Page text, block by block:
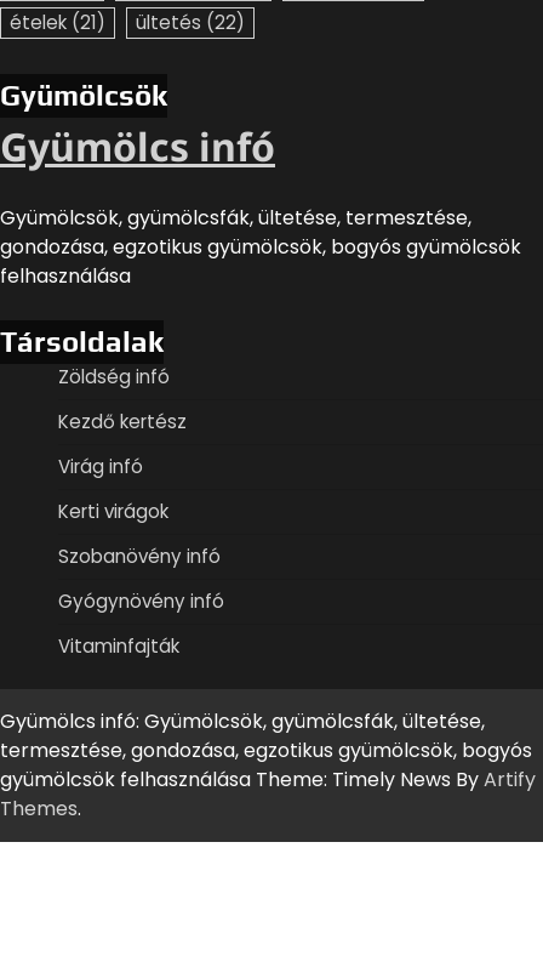
ételek (21) ültetés (22)
Gyümölcsök
Gyümölcs infó
Gyümölcsök, gyümölcsfák, ültetése, termesztése,
gondozása, egzotikus gyümölcsök, bogyós gyümölcsök
felhasználása
Társoldalak
Zöldség infó
Kezdő kertész
Virág infó
Kerti virágok
Szobanövény infó
Gyógynövény infó
Vitaminfajták
Gyümölcs infó: Gyümölcsök, gyümölcsfák, ültetése,
termesztése, gondozása, egzotikus gyümölcsök, bogyós
gyümölcsök felhasználása Theme: Timely News ByArtify
Themes.